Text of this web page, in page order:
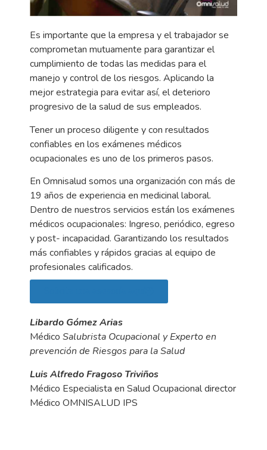
Es importante que la empresa y el trabajador se
comprometan mutuamente para garantizar el
cumplimiento de todas las medidas para el
manejo y control de los riesgos. Aplicando la
mejor estrategia para evitar así, el deterioro
progresivo de la salud de sus empleados.
Tener un proceso diligente y con resultados
confiables en los exámenes médicos
ocupacionales es uno de los primeros pasos.
En Omnisalud somos una organización con más de
19 años de experiencia en medicinal laboral.
Dentro de nuestros servicios están los exámenes
médicos ocupacionales: Ingreso, periódico, egreso
y post- incapacidad. Garantizando los resultados
más confiables y rápidos gracias al equipo de
profesionales calificados.
Libardo Gómez Arias
Médico Salubrista Ocupacional y Experto en
prevención de Riesgos para la Salud
Luis Alfredo Fragoso Triviños
Médico Especialista en Salud Ocupacional director
Médico OMNISALUD IPS